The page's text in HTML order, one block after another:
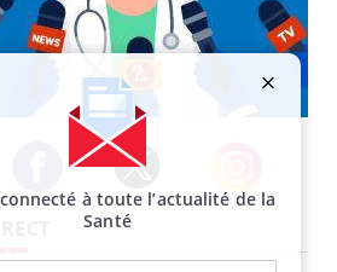
Facebook Twitter Instagram
à toute l’actualité de la
Santé